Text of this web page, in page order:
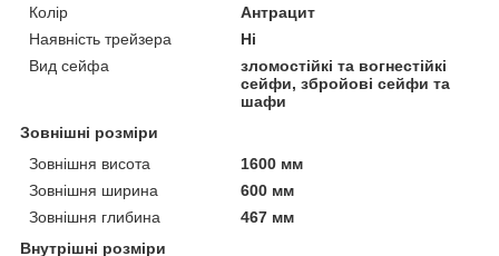
Колір
Антрацит
Наявність трейзера
Ні
Вид сейфа
зломостійкі та вогнестійкі
сейфи, збройові сейфи та
шафи
Зовнішні розміри
Зовнішня висота
1600 мм
Зовнішня ширина
600 мм
Зовнішня глибина
467 мм
Внутрішні розміри